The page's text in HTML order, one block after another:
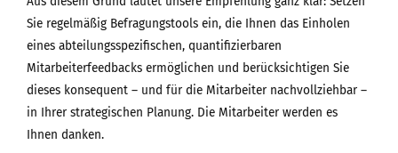
Sie regelmäßig Befragungstools ein, die Ihnen das Einholen
eines abteilungsspezifischen, quantifizierbaren
Mitarbeiterfeedbacks ermöglichen und berücksichtigen Sie
dieses konsequent – und für die Mitarbeiter nachvollziehbar –
in Ihrer strategischen Planung. Die Mitarbeiter werden es
Ihnen danken.